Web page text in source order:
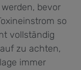
bevor
so
vollständig
zu achten,
immer